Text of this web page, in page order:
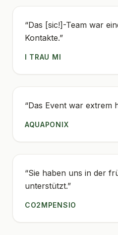
“Das [sic!]-Team war
Kontakte.”
I TRAU MI
“Das Event war extrem
AQUAPONIX
“Sie haben uns in der
unterstützt.”
CO2MPENSIO